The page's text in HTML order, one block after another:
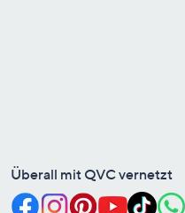
Überall mit QVC vernetzt